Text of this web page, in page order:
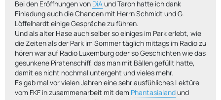
Bei den Eröffnungen von DiAund Taron hatte ich dank
Einladung auch die Chancen mit Herrn Schmidt und G.
Löffelhardt einige Gespräche zu führen.
Und als alter Hase auch selber so einiges im Park erlebt, wie
die Zeiten als der Park im Sommer täglich mittags im Radio zu
hören war auf Radio Luxemburg oder so Geschichten wie das
gesunkene Piratenschiff, das man mit Bällen gefüllt hatte,
damit es nicht nochmal untergeht und vieles mehr.
Es gab mal vor vielen Jahren eine sehr ausfühliches Lektüre
vom FKF in zusammenarbeit mit dem Phantasialandund